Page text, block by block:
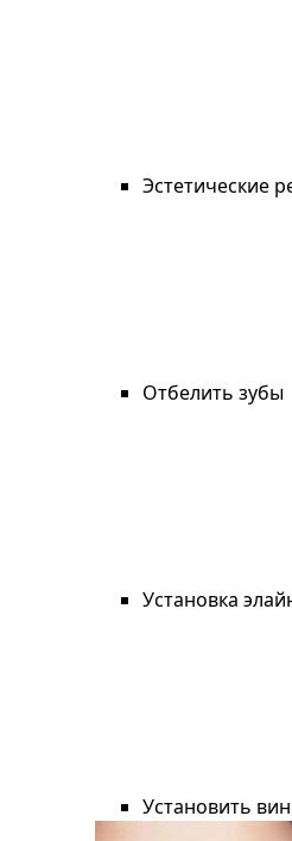
Эстетические
Отбелить зубы
Установка
Установить